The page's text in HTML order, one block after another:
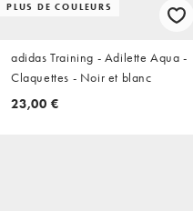
PLUS DE COULEURS
adidas Training - Adilette Aqua -
Claquettes - Noir et blanc
23,00 €